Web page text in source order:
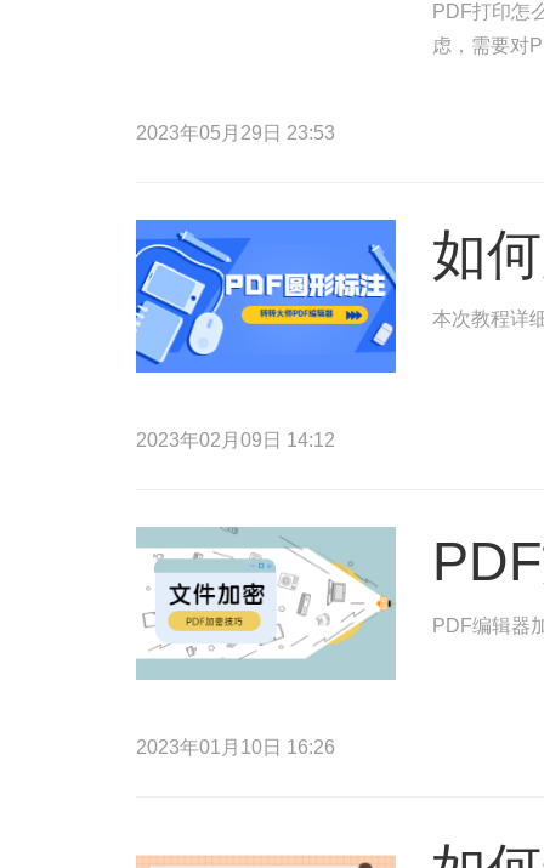
PDF打印怎
虑，需要对
2023年05月29日 23:53
如
本次教程详
2023年02月09日 14:12
PDF编辑器
2023年01月10日 16:26